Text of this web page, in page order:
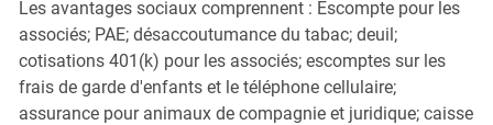
Les avantages sociaux comprennent : Escompte pour les
associés; PAE; désaccoutumance du tabac; deuil;
cotisations 401(k) pour les associés; escomptes sur les
frais de garde d'enfants et le téléphone cellulaire;
assurance pour animaux de compagnie et juridique; caisse